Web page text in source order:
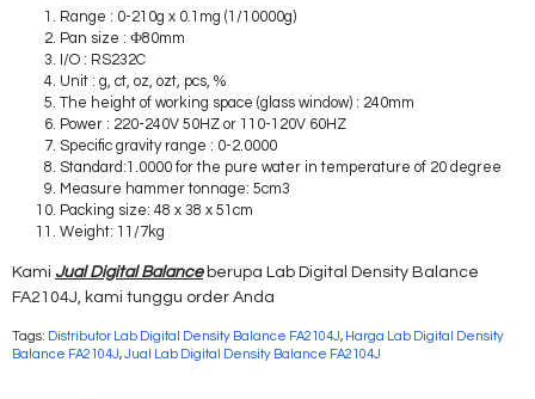
Range : 0-210g x 0.1mg (1/10000g)
Pan size : Ф80mm
I/O : RS232C
Unit : g, ct, oz, ozt, pcs, %
The height of working space (glass window) : 240mm
Power : 220-240V 50HZ or 110-120V 60HZ
Specific gravity range : 0-2.0000
Standard:1.0000 for the pure water in temperature of 20 degree
Measure hammer tonnage: 5cm3
Packing size: 48 x 38 x 51cm
Weight: 11/7kg
Kami Jual Digital Balanceberupa Lab Digital Density Balance
FA2104J, kami tunggu order Anda
Tags: Distributor Lab Digital Density Balance FA2104J, Harga Lab Digital Density
Balance FA2104J,Jual Lab Digital Density Balance FA2104J